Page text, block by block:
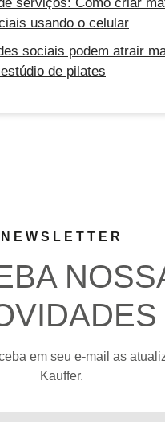
usando o celular
sociais podem atrair
de pilates
NEWSLETTER
em seu e-mail as
Kauffer.